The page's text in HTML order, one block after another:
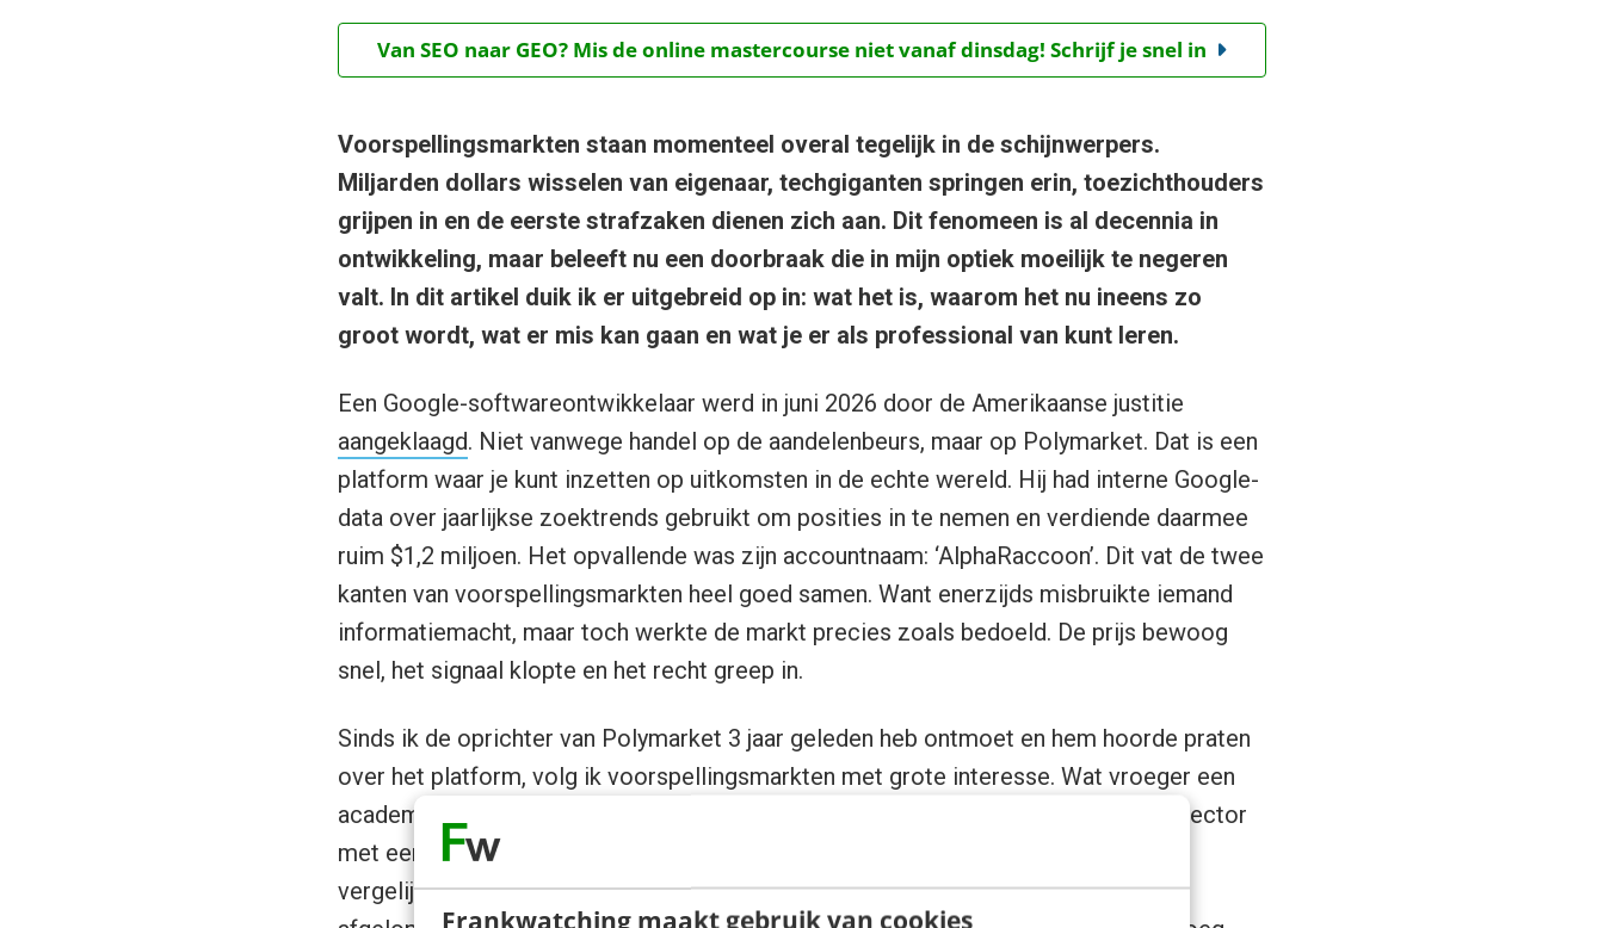
Frankwatching maakt gebruik van cookies
Van SEO naar GEO? Mis de online mastercourse niet vanaf dinsdag! Schrijf je snel in
Voorspellingsmarkten staan momenteel overal tegelijk in de schijnwerpers.
Miljarden dollars wisselen van eigenaar, techgiganten springen erin, toezichthouders
grijpen in en de eerste strafzaken dienen zich aan. Dit fenomeen is al decennia in
ontwikkeling, maar beleeft nu een doorbraak die in mijn optiek moeilijk te negeren
valt. In dit artikel duik ik er uitgebreid op in: wat het is, waarom het nu ineens zo
groot wordt, wat er mis kan gaan en wat je er als professional van kunt leren.
Een Google-softwareontwikkelaar werd in juni 2026 door de Amerikaanse justitie
aangeklaagd. Niet vanwege handel op de aandelenbeurs, maar op Polymarket. Dat is een
platform waar je kunt inzetten op uitkomsten in de echte wereld. Hij had interne Google-
data over jaarlijkse zoektrends gebruikt om posities in te nemen en verdiende daarmee
ruim $1,2 miljoen. Het opvallende was zijn accountnaam: ‘AlphaRaccoon’. Dit vat de twee
kanten van voorspellingsmarkten heel goed samen. Want enerzijds misbruikte iemand
informatiemacht, maar toch werkte de markt precies zoals bedoeld. De prijs bewoog
snel, het signaal klopte en het recht greep in.
Sinds ik de oprichter van Polymarket 3 jaar geleden heb ontmoet en hem hoorde praten
over het platform, volg ik voorspellingsmarkten met grote interesse. Wat vroeger een
academisch experiment was aan de Universiteit van Iowa, is uitgegroeid tot een sector
met een gecombineerd maandelijks handelsvolume van bijna
vergelijking: legale gokplatforms voor sport in de Verenigde Staten haalden in het